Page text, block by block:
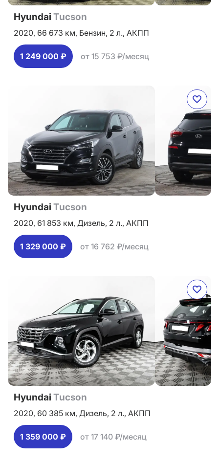
Hyundai Tucson
2020, 66 673 км, Бензин, 2 л., АКПП
1 249 000 ₽ от 15 753 ₽/месяц
Hyundai Tucson
2020, 61 853 км, Дизель, 2 л., АКПП
1 329 000 ₽ от 16 762 ₽/месяц
Hyundai Tucson
2020, 60 385 км, Дизель, 2 л., АКПП
1 359 000 ₽ от 17 140 ₽/месяц